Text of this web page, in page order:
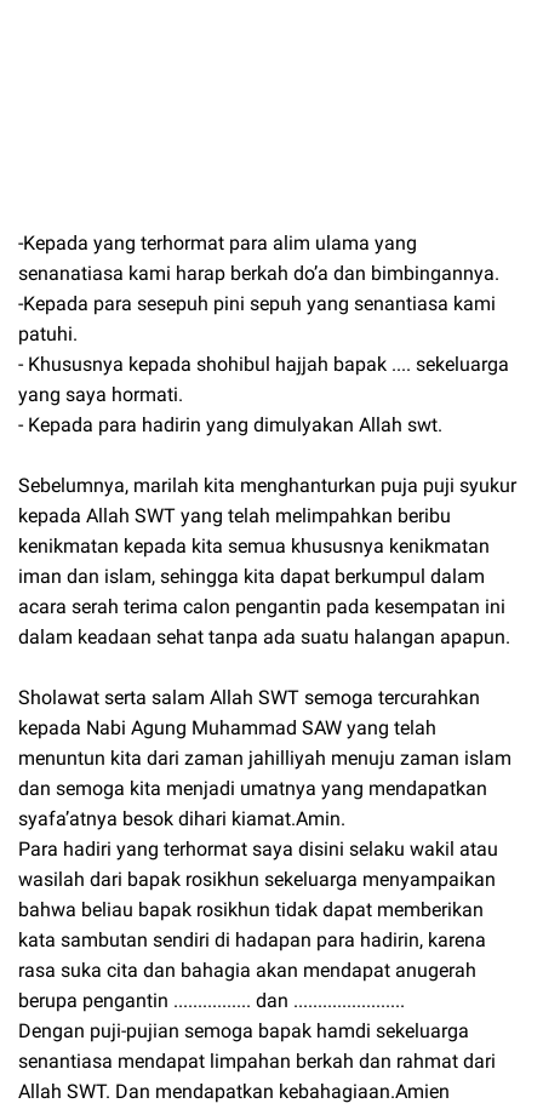
-Kepada yang terhormat para alim ulama yang
senanatiasa kami harap berkah do’a dan bimbingannya.
-Kepada para sesepuh pini sepuh yang senantiasa kami
patuhi.
- Khususnya kepada shohibul hajjah bapak .... sekeluarga
yang saya hormati.
- Kepada para hadirin yang dimulyakan Allah swt.
Sebelumnya, marilah kita menghanturkan puja puji syukur
kepada Allah SWT yang telah melimpahkan beribu
kenikmatan kepada kita semua khususnya kenikmatan
iman dan islam, sehingga kita dapat berkumpul dalam
acara serah terima calon pengantin pada kesempatan ini
dalam keadaan sehat tanpa ada suatu halangan apapun.
Sholawat serta salam Allah SWT semoga tercurahkan
kepada Nabi Agung Muhammad SAW yang telah
menuntun kita dari zaman jahilliyah menuju zaman islam
dan semoga kita menjadi umatnya yang mendapatkan
syafa’atnya besok dihari kiamat.Amin.
Para hadiri yang terhormat saya disini selaku wakil atau
wasilah dari bapak rosikhun sekeluarga menyampaikan
bahwa beliau bapak rosikhun tidak dapat memberikan
kata sambutan sendiri di hadapan para hadirin, karena
rasa suka cita dan bahagia akan mendapat anugerah
berupa pengantin ................ dan .......................
Dengan puji-pujian semoga bapak hamdi sekeluarga
senantiasa mendapat limpahan berkah dan rahmat dari
Allah SWT. Dan mendapatkan kebahagiaan.Amien